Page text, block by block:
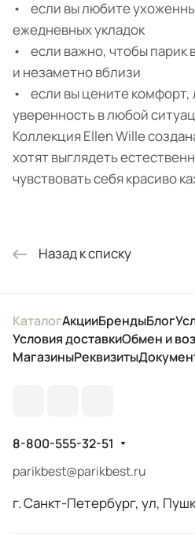
• если вы любите
ежедневных укладок
• если важно, чтобы парик
и незаметно вблизи
• если вы цените комфорт,
уверенность в любой
Коллекция Ellen Wille
хотят выглядеть
чувствовать себя красиво
Назад к списку
КаталогАкцииБрендыБлог
Условия доставкиОбмен и
МагазиныРеквизиты
8-800-555-32-51
parikbest@parikbest.ru
г. Санкт-Петербург, ул,